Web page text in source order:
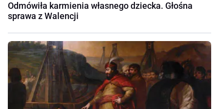
Odmówiła karmienia własnego dziecka. Głośna
sprawa z Walencji